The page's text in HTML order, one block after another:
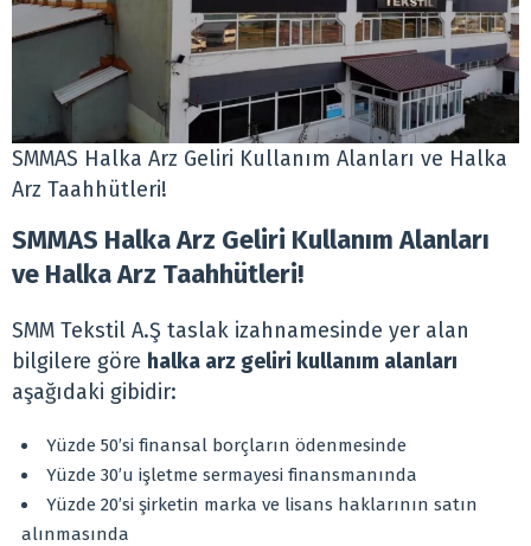
SMMAS Halka Arz Geliri Kullanım Alanları ve Halka
Arz Taahhütleri!
SMMAS Halka Arz Geliri Kullanım Alanları
ve Halka Arz Taahhütleri!
SMM Tekstil A.Ş taslak izahnamesinde yer alan
bilgilere göre halka arz geliri kullanım alanları
aşağıdaki gibidir:
Yüzde 50’si finansal borçların ödenmesinde
Yüzde 30’u işletme sermayesi finansmanında
Yüzde 20’si şirketin marka ve lisans haklarının satın
alınmasında